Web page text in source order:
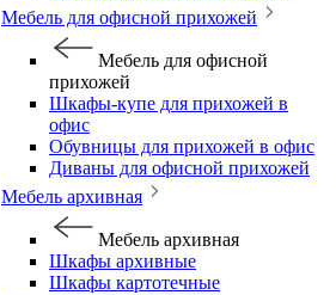
Мебель для офисной прихожей
Мебель для офисной
прихожей
Шкафы-купе для прихожей в
офис
Обувницы для прихожей в офис
Диваны для офисной прихожей
Мебель архивная
Мебель архивная
Шкафы архивные
Шкафы картотечные